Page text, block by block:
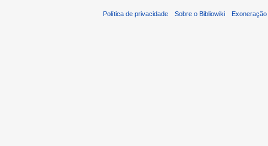
Política de privacidade Sobre o Bibliowiki